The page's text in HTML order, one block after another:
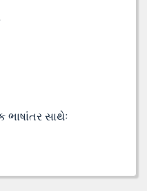
ભાષાંતર સાથેઃ